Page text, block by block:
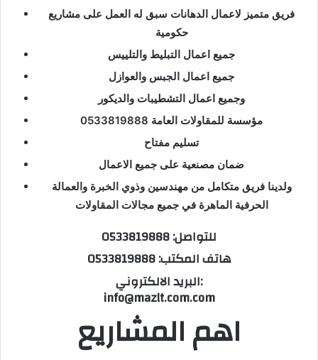
فريق متميز لاعمال الدهانات سبق له العمل على مشاريع
حكومية
جميع اعمال التبليط والتلييس
جميع اعمال الجبس والعوازل
وجميع اعمال التشطيبات والديكور
مؤسسة للمقاولات العامة 0533819888
تسليم مفتاح
ضمان مصنعية على جميع الاعمال
ولدينا فريق متكامل من مهندسين وذوي الخبرة والعمالة
الحرفية الماهرة في جميع مجالات المقاولات
للتواصل: 0533819888
هاتف المكتب: 0533819888
البريد الالكتروني:
info@mazlt.com.com
اهم المشاريع